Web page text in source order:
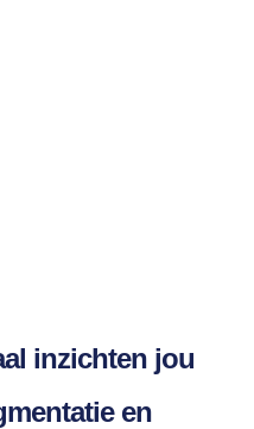
inzichten jou
en